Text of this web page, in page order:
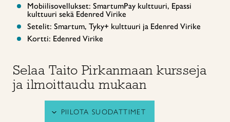
Mobiilisovellukset: SmartumPay kulttuuri, Epassi
kulttuuri sekä Edenred Virike
Setelit: Smartum, Tyky+ kulttuuri ja Edenred Virike
Kortti: Edenred Virike
Selaa Taito Pirkanmaan kursseja
ja ilmoittaudu mukaan
PIILOTA SUODATTIMET